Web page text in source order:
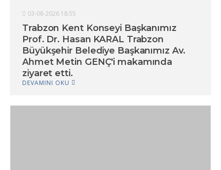
03-08-2026 18:55
Trabzon Kent Konseyi Başkanımız
Prof. Dr. Hasan KARAL Trabzon
Büyükşehir Belediye Başkanımız Av.
Ahmet Metin GENÇ'i makamında
ziyaret etti.
DEVAMINI OKU